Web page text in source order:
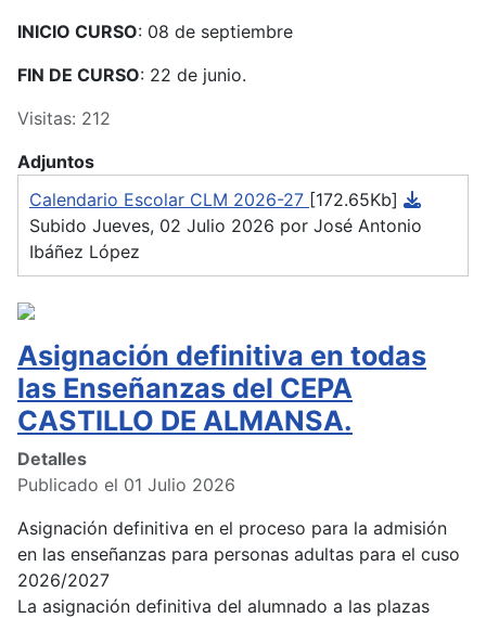
INICIO CURSO: 08 de septiembre
FIN DE CURSO: 22 de junio.
Visitas: 212
Adjuntos
Calendario Escolar CLM 2026-27 [172.65Kb]
Subido Jueves, 02 Julio 2026 por José Antonio
Ibáñez López
Asignación definitiva en todas
las Enseñanzas del CEPA
CASTILLO DE ALMANSA.
Detalles
Publicado el 01 Julio 2026
Asignación definitiva en el proceso para la admisión
en las enseñanzas para personas adultas para el cuso
2026/2027
La asignación definitiva del alumnado a las plazas